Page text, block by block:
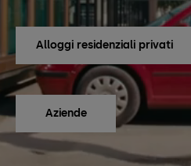
Alloggi residenziali privati
Aziende